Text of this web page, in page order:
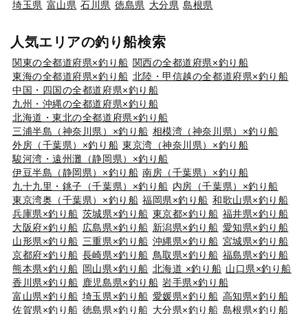
埼玉県 富山県 石川県 徳島県 大分県 島根県
人気エリアの釣り船検索
関東の全都道府県×釣り船 関西の全都道府県×釣り船
東海の全都道府県×釣り船 北陸・甲信越の全都道府県×釣り船
中国・四国の全都道府県×釣り船
九州・沖縄の全都道府県×釣り船
北海道・東北の全都道府県×釣り船
三浦半島（神奈川県）×釣り船 相模湾（神奈川県）×釣り船
外房（千葉県）×釣り船 東京湾（神奈川県）×釣り船
駿河湾・遠州灘（静岡県）×釣り船
伊豆半島（静岡県）×釣り船 南房（千葉県）×釣り船
九十九里・銚子（千葉県）×釣り船 内房（千葉県）×釣り船
東京湾奥（千葉県）×釣り船 福岡県×釣り船 和歌山県×釣り船
兵庫県×釣り船 茨城県×釣り船 東京都×釣り船 福井県×釣り船
大阪府×釣り船 広島県×釣り船 新潟県×釣り船 愛知県×釣り船
山形県×釣り船 三重県×釣り船 沖縄県×釣り船 宮城県×釣り船
京都府×釣り船 長崎県×釣り船 鳥取県×釣り船 福島県×釣り船
熊本県×釣り船 岡山県×釣り船 北海道 ×釣り船 山口県×釣り船
香川県×釣り船 鹿児島県×釣り船 岩手県×釣り船
富山県×釣り船 埼玉県×釣り船 愛媛県×釣り船 高知県×釣り船
佐賀県×釣り船 徳島県×釣り船 大分県×釣り船 島根県×釣り船